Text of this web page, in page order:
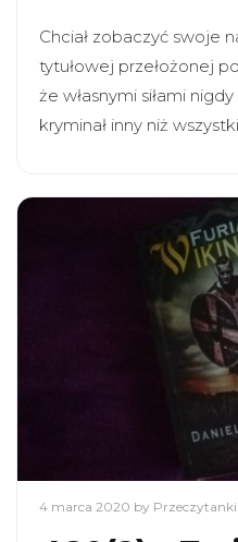
Chciał zobaczyć swoje
tytułowej przełożonej
że własnymi siłami
kryminał inny niż
4 marca 2020 by Przeczytanki